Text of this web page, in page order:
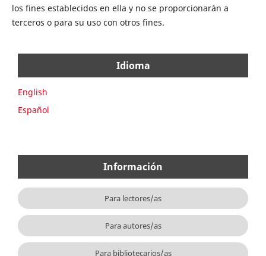
los fines establecidos en ella y no se proporcionarán a
terceros o para su uso con otros fines.
Idioma
English
Español
Información
Para lectores/as
Para autores/as
Para bibliotecarios/as